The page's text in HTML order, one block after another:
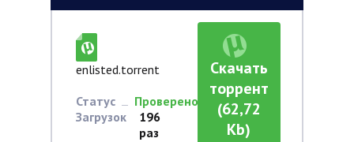
enlisted.torrent
Статус
Проверено
Загрузок
196
раз
Скачать
торрент
(62,72
Kb)